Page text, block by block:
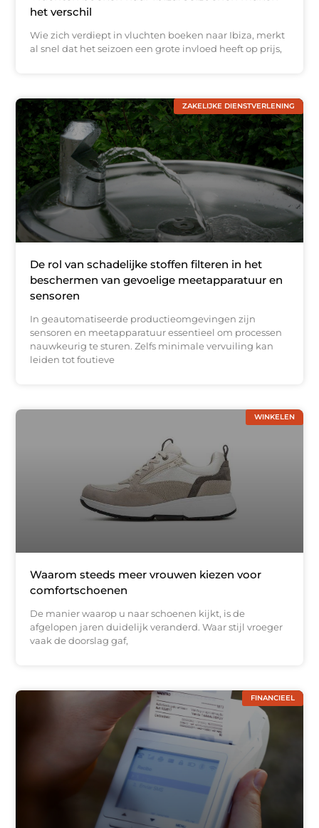
het verschil
Wie zich verdiept in vluchten boeken naar Ibiza, merkt
al snel dat het seizoen een grote invloed heeft op prijs,
ZAKELIJKE DIENSTVERLENING
De rol van schadelijke stoffen filteren in het
beschermen van gevoelige meetapparatuur en
sensoren
In geautomatiseerde productieomgevingen zijn
sensoren en meetapparatuur essentieel om processen
nauwkeurig te sturen. Zelfs minimale vervuiling kan
leiden tot foutieve
WINKELEN
Waarom steeds meer vrouwen kiezen voor
comfortschoenen
De manier waarop u naar schoenen kijkt, is de
afgelopen jaren duidelijk veranderd. Waar stijl vroeger
vaak de doorslag gaf,
FINANCIEEL